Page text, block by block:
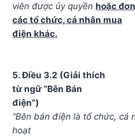
viên được ủy quyền hoặc
các tổ chức, cá nhân mua
điện khác.
5. Điều 3.2 (Giải thích
từ ngữ “Bên Bán
điện”)
“Bên bán điện là tổ chức, cá
hoạt